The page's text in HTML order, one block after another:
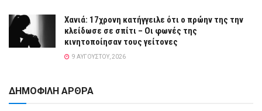
Χανιά: 17χρονη κατήγγειλε ότι ο πρώην της την
κλείδωσε σε σπίτι – Οι φωνές της
κινητοποίησαν τους γείτονες
9 ΑΥΓΟΎΣΤΟΥ, 2026
ΔΗΜΟΦΙΛΗ ΑΡΘΡΑ